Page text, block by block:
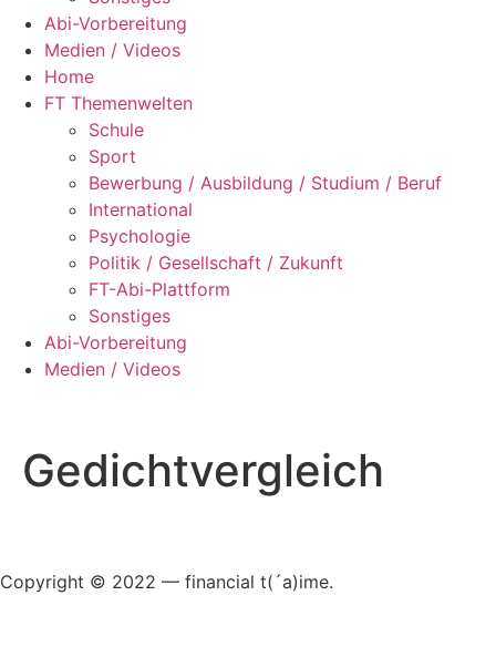
Abi-Vorbereitung
Medien / Videos
Home
FT Themenwelten
Schule
Sport
Bewerbung / Ausbildung / Studium / Beruf
International
Psychologie
Politik / Gesellschaft / Zukunft
FT-Abi-Plattform
Sonstiges
Abi-Vorbereitung
Medien / Videos
Gedichtvergleich
Copyright © 2022 — financial t(´a)ime.